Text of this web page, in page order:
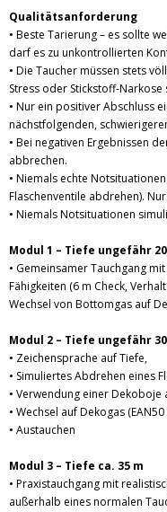
Qualitätsanforderung
• Beste Tarierung – es sollte
darf es zu unkontrollierten
• Die Taucher müssen stets
Stress oder Stickstoff-
• Nur ein positiver Abschluss
nächstfolgenden,
• Bei negativen Ergebnissen
abbrechen.
• Niemals echte
Flaschenventile abdrehen).
• Niemals Notsituationen
Modul 1 – Tiefe ungefähr
• Gemeinsamer Tauchgang
Fähigkeiten (6 m Check,
Wechsel von Bottomgas auf
Modul 2 – Tiefe ungefähr
• Zeichensprache auf Tiefe,
• Simuliertes Abdrehen eines
• Verwendung einer Dekoboje
• Wechsel auf Dekogas
• Austauchen
Modul 3 – Tiefe ca. 35 m
• Praxistauchgang mit
außerhalb eines normalen